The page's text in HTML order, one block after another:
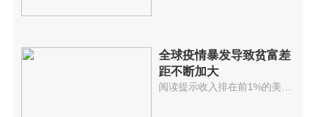
全球疫情暴发导致贫富差
距不断加大